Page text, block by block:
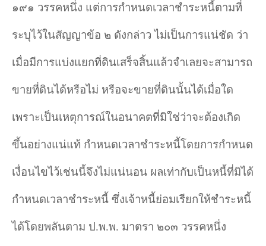
๑๙๑ วรรคหนึ่ง แต่การกำหนดเวลาชำระหนี้ตามที่
ระบุไว้ในสัญญาข้อ ๒ ดังกล่าว ไม่เป็นการแน่ชัด ว่า
เมื่อมีการแบ่งแยกที่ดินเสร็จสิ้นแล้วจำเลยจะสามารถ
ขายที่ดินได้หรือไม่ หรือจะขายที่ดินนั้นได้เมื่อใด
เพราะเป็นเหตุการณ์ในอนาคตที่มิใช่ว่าจะต้องเกิด
ขึ้นอย่างแน่แท้ กำหนดเวลาชำระหนี้โดยการกำหนด
เงื่อนไขไว้เช่นนี้จึงไม่แน่นอน ผลเท่ากับเป็นหนี้ที่มิได้
กำหนดเวลาชำระหนี้ ซึ่งเจ้าหนี้ย่อมเรียกให้ชำระหนี้
ได้โดยพลันตาม ป.พ.พ. มาตรา ๒๐๓ วรรคหนึ่ง